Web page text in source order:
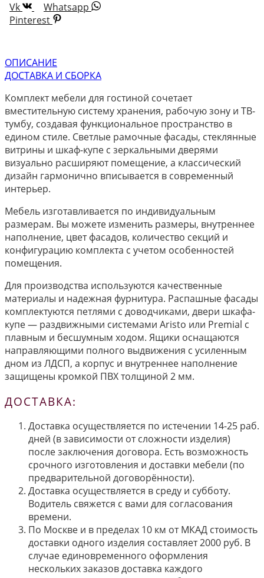
Vk
Whatsapp
Pinterest
ОПИСАНИЕ
ДОСТАВКА И СБОРКА
Комплект мебели для гостиной сочетает
вместительную систему хранения, рабочую зону и ТВ-
тумбу, создавая функциональное пространство в
едином стиле. Светлые рамочные фасады, стеклянные
витрины и шкаф-купе с зеркальными дверями
визуально расширяют помещение, а классический
дизайн гармонично вписывается в современный
интерьер.
Мебель изготавливается по индивидуальным
размерам. Вы можете изменить размеры, внутреннее
наполнение, цвет фасадов, количество секций и
конфигурацию комплекта с учетом особенностей
помещения.
Для производства используются качественные
материалы и надежная фурнитура. Распашные фасады
комплектуются петлями с доводчиками, двери шкафа-
купе — раздвижными системами Aristo или Premial с
плавным и бесшумным ходом. Ящики оснащаются
направляющими полного выдвижения с усиленным
дном из ЛДСП, а корпус и внутреннее наполнение
защищены кромкой ПВХ толщиной 2 мм.
ДОСТАВКА:
Доставка осуществляется по истечении 14-25 раб.
дней (в зависимости от сложности изделия)
после заключения договора. Есть возможность
срочного изготовления и доставки мебели (по
предварительной договорённости).
Доставка осуществляется в среду и субботу.
Водитель свяжется с вами для согласования
времени.
По Москве и в пределах 10 км от МКАД стоимость
доставки одного изделия составляет 2000 руб. В
случае единовременного оформления
нескольких заказов доставка каждого